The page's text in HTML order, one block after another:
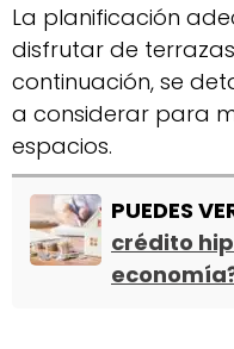
La planificación
disfrutar de
continuación, se
a considerar para
espacios.
PUEDES
crédito